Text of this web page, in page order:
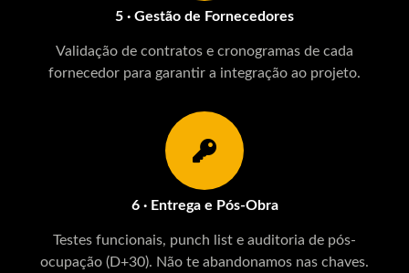
5 · Gestão de Fornecedores
Validação de contratos e cronogramas de cada
fornecedor para garantir a integração ao projeto.
6 · Entrega e Pós-Obra
Testes funcionais, punch list e auditoria de pós-
ocupação (D+30). Não te abandonamos nas chaves.